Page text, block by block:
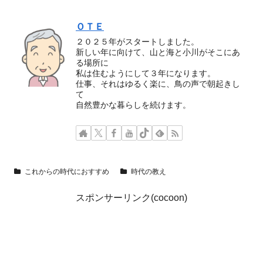
ＯＴＥ
２０２５年がスタートしました。
新しい年に向けて、山と海と小川がそこにあ
る場所に
私は住むようにして３年になります。
仕事、それはゆるく楽に、鳥の声で朝起きし
て
自然豊かな暮らしを続けます。
これからの時代におすすめ 時代の教え
スポンサーリンク(cocoon)